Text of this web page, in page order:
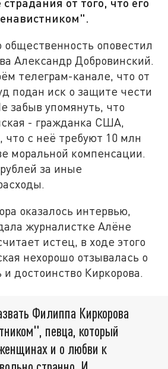
оповестил
Александр Добровинский.
телеграм-канале, что от
подан иск о защите чести
забыв упомянуть, что
- гражданка США,
что с неё требуют 10 млн
моральной компенсации.
за иные
оказалось интервью,
журналистке Алёне
истец, в ходе этого
нехорошо отзывалась о
достоинство Киркорова.
Филиппа Киркорова
певца, который
и о любви к